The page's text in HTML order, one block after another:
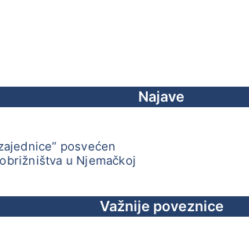
Najave
posvećen
u Njemačkoj
Važnije poveznice